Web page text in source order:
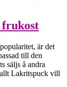
är det
till den
säljs å andra
Lakritspuck vill